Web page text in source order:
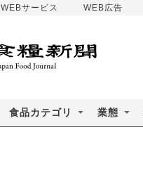
WEBサービス WEB広告
食品カテゴリ 業態